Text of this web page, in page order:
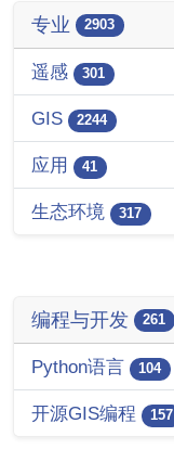
专业 2903
遥感 301
GIS 2244
应用 41
生态环境 317
编程与开发 261
Python语言 104
开源GIS编程 157